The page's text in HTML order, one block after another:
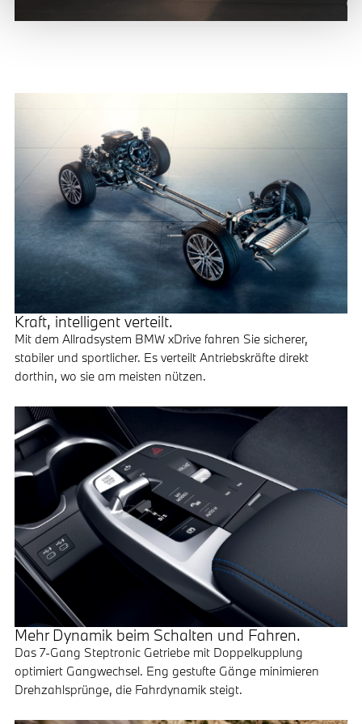
Kraft, intelligent verteilt.
Mit dem Allradsystem BMW xDrive fahren Sie sicherer,
stabiler und sportlicher. Es verteilt Antriebskräfte direkt
dorthin, wo sie am meisten nützen.
Mehr Dynamik beim Schalten und Fahren.
Das 7-Gang Steptronic Getriebe mit Doppelkupplung
optimiert Gangwechsel. Eng gestufte Gänge minimieren
Drehzahlsprünge, die Fahrdynamik steigt.